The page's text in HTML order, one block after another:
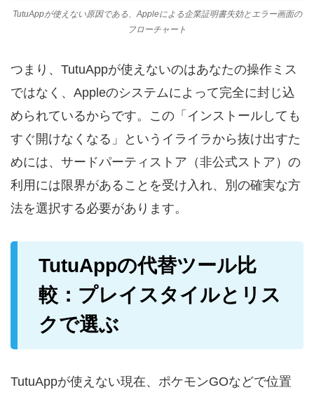
TutuAppが使えない原因である、Appleによる企業証明書失効とエラー画面の
フローチャート
つまり、TutuAppが使えないのはあなたの操作ミス
ではなく、Appleのシステムによって完全に封じ込
められているからです。この「インストールしても
すぐ開けなくなる」というイライラから抜け出すた
めには、サードパーティストア（非公式ストア）の
利用には限界があることを受け入れ、別の確実な方
法を選択する必要があります。
TutuAppの代替ツール比
較：プレイスタイルとリス
クで選ぶ
TutuAppが使えない現在、ポケモンGOなどで位置